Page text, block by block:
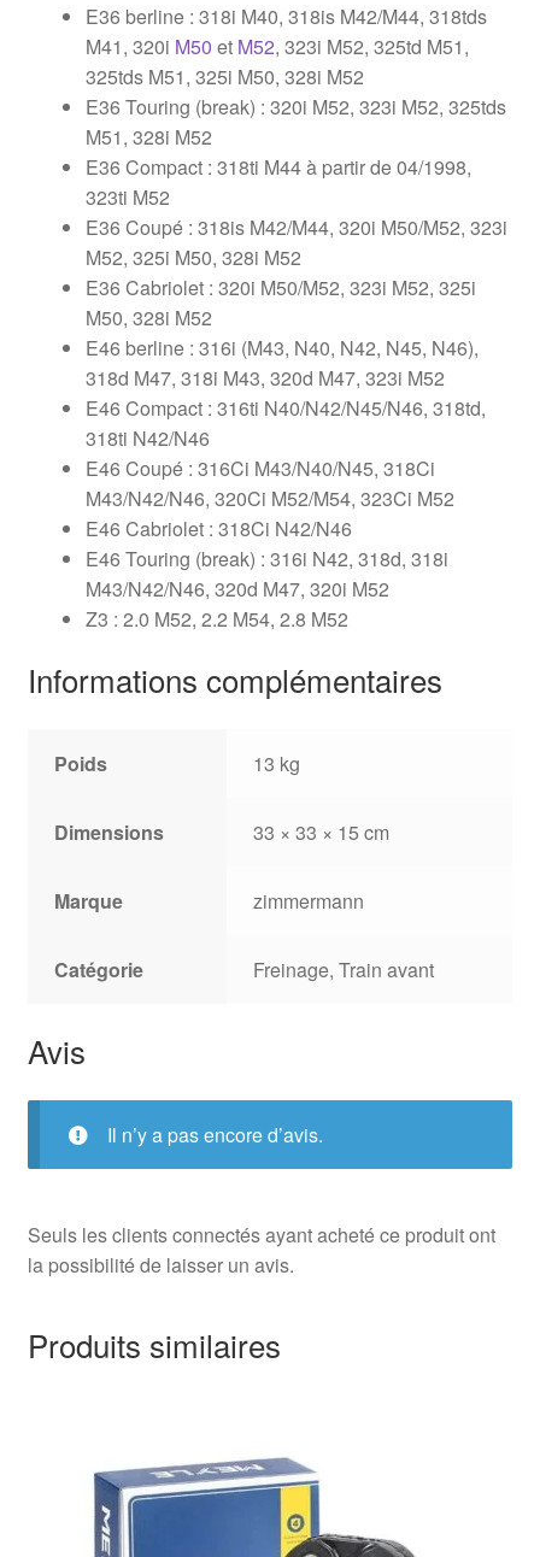
E36 berline : 318i M40, 318is M42/M44, 318tds
M41, 320i M50 et M52, 323i M52, 325td M51,
325tds M51, 325i M50, 328i M52
E36 Touring (break) : 320i M52, 323i M52, 325tds
M51, 328i M52
E36 Compact : 318ti M44 à partir de 04/1998,
323ti M52
E36 Coupé : 318is M42/M44, 320i M50/M52, 323i
M52, 325i M50, 328i M52
E36 Cabriolet : 320i M50/M52, 323i M52, 325i
M50, 328i M52
E46 berline : 316i (M43, N40, N42, N45, N46),
318d M47, 318i M43, 320d M47, 323i M52
E46 Compact : 316ti N40/N42/N45/N46, 318td,
318ti N42/N46
E46 Coupé : 316Ci M43/N40/N45, 318Ci
M43/N42/N46, 320Ci M52/M54, 323Ci M52
E46 Cabriolet : 318Ci N42/N46
E46 Touring (break) : 316i N42, 318d, 318i
M43/N42/N46, 320d M47, 320i M52
Z3 : 2.0 M52, 2.2 M54, 2.8 M52
Informations complémentaires
Poids 13 kg
Dimensions 33 × 33 × 15 cm
Marque zimmermann
Catégorie Freinage, Train avant
Avis
Il n’y a pas encore d’avis.
Seuls les clients connectés ayant acheté ce produit ont
la possibilité de laisser un avis.
Produits similaires